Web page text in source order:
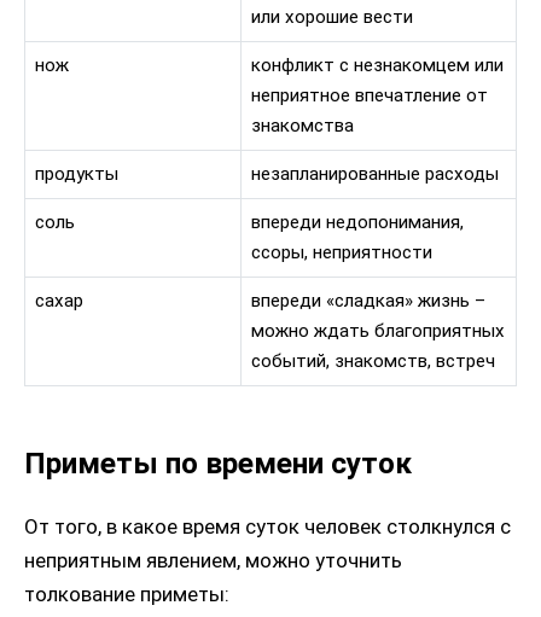
или хорошие вести
нож
конфликт с незнакомцем или
неприятное впечатление от
знакомства
продукты незапланированные расходы
соль
впереди недопонимания,
ссоры, неприятности
сахар
впереди «сладкая» жизнь –
можно ждать благоприятных
событий, знакомств, встреч
Приметы по времени суток
От того, в какое время суток человек столкнулся с
неприятным явлением, можно уточнить
толкование приметы: